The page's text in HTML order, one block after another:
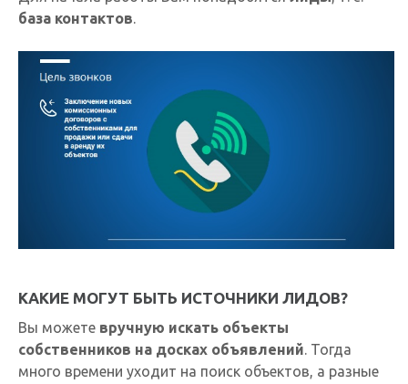
база контактов.
КАКИЕ МОГУТ БЫТЬ ИСТОЧНИКИ ЛИДОВ?
Вы можете вручную искать объекты
собственников на досках объявлений. Тогда
много времени уходит на поиск объектов, а разные